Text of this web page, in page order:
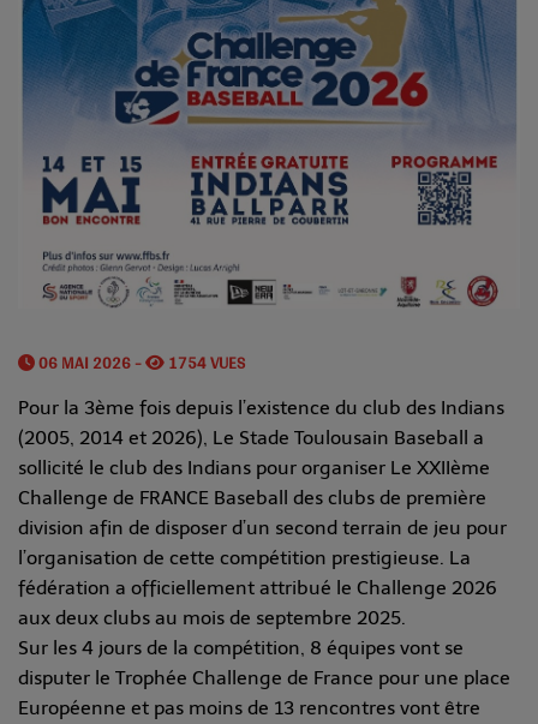
06 MAI 2026 - 1754 VUES
Pour la 3ème fois depuis l’existence du club des Indians
(2005, 2014 et 2026), Le Stade Toulousain Baseball a
sollicité le club des Indians pour organiser Le XXIIème
Challenge de FRANCE Baseball des clubs de première
division afin de disposer d’un second terrain de jeu pour
l’organisation de cette compétition prestigieuse. La
fédération a officiellement attribué le Challenge 2026
aux deux clubs au mois de septembre 2025.
Sur les 4 jours de la compétition, 8 équipes vont se
disputer le Trophée Challenge de France pour une place
Européenne et pas moins de 13 rencontres vont être